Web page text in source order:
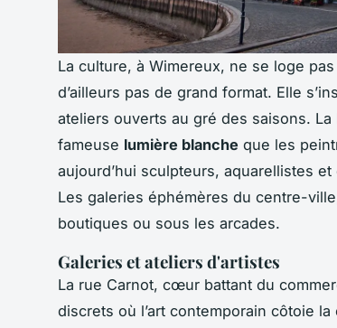
La culture, à Wimereux, ne se loge
d’ailleurs pas de grand format. Elle
ateliers ouverts au gré des saisons. La
fameuse lumière blanche que les
aujourd’hui sculpteurs, aquarellistes
Les galeries éphémères du centre-
boutiques ou sous les arcades.
Galeries et ateliers d'artistes
La rue Carnot, cœur battant du
discrets où l’art contemporain côtoie